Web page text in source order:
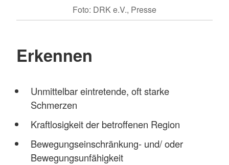
Foto: DRK e.V., Presse
Erkennen
Unmittelbar eintretende, oft starke
Schmerzen
Kraftlosigkeit der betroffenen Region
Bewegungseinschränkung- und/ oder
Bewegungsunfähigkeit